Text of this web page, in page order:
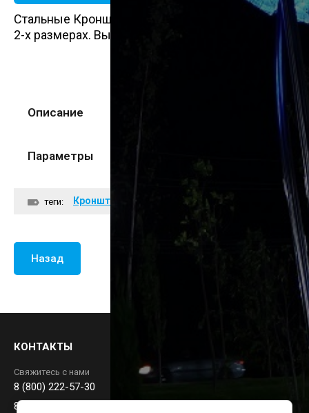
Стальные Кронштейны UK91 изготавливаются в
2-х размерах. Высота L-0,5м./0,5м.
Описание
Параметры
теги: Кронштейны светильников
Назад
КОНТАКТЫ
Свяжитесь с нами
8 (800) 222-57-30
88002225730@mail.ru